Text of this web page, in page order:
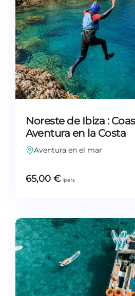
Noreste de Ibiza :
Aventura en la Costa
Aventura en el mar
65,00 €